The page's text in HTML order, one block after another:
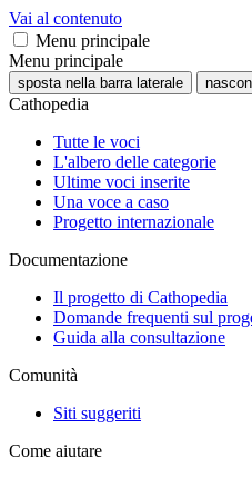
Vai al contenuto
Menu principale
Menu principale
sposta nella barra laterale
Cathopedia
Tutte le voci
L'albero delle categorie
Ultime voci inserite
Una voce a caso
Progetto internazionale
Documentazione
Il progetto di Cathopedia
Domande frequenti sul
Guida alla consultazione
Comunità
Siti suggeriti
Come aiutare